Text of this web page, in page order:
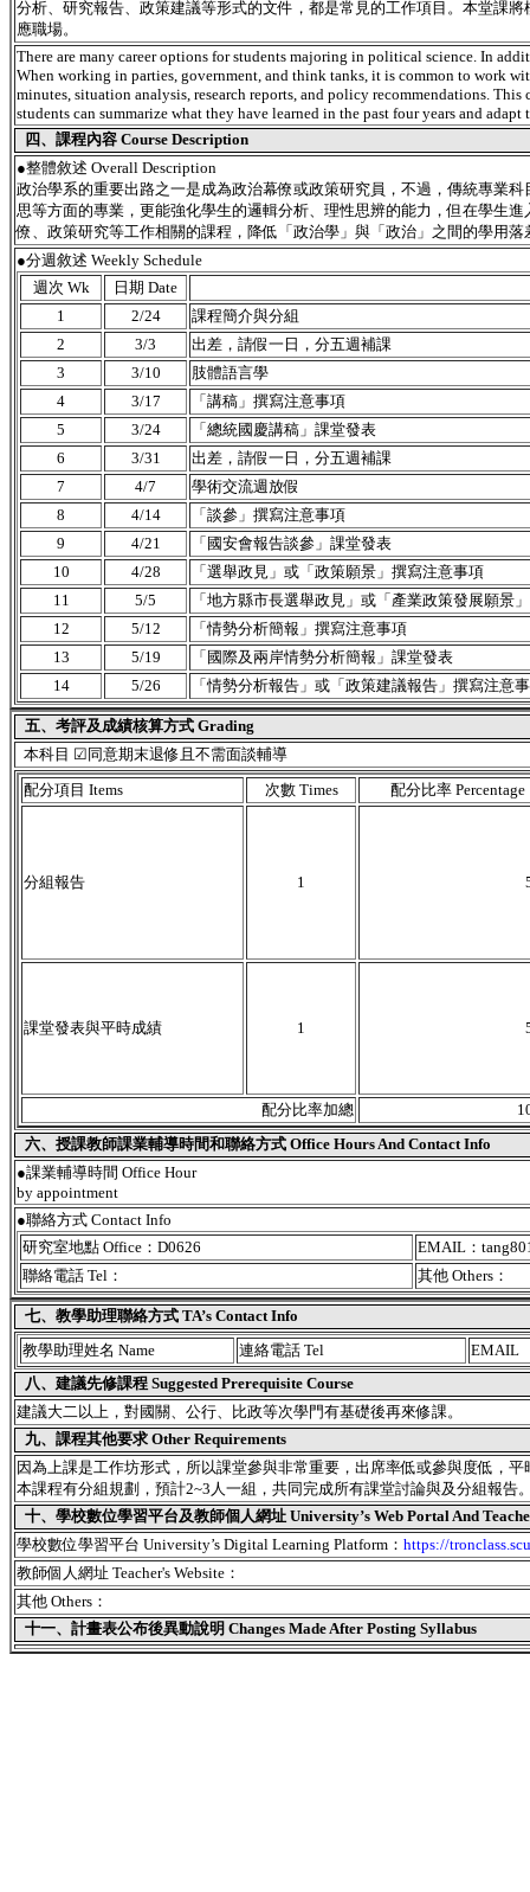
分析、研究報告、政策建議等形式的文件，都是常見的工作項目。本堂課
應職場。
There are many career options for students majoring in political science. In
When working in parties, government, and think tanks, it is common to work
minutes, situation analysis, research reports, and policy recommendations.
students can summarize what they have learned in the past four years and adapt
四、課程內容 Course Description
●整體敘述 Overall Description
政治學系的重要出路之一是成為政治幕僚或政策研究員，不過，傳統專業
思等方面的專業，更能強化學生的邏輯分析、理性思辨的能力，但在學生
僚、政策研究等工作相關的課程，降低「政治學」與「政治」之間的學用落
●分週敘述 Weekly Schedule
週次 Wk
日期 Date
1
2/24
課程簡介與分組
2
3/3
出差，請假一日，分五週補課
3
3/10
肢體語言學
4
3/17
「講稿」撰寫注意事項
5
3/24
「總統國慶講稿」課堂發表
6
3/31
出差，請假一日，分五週補課
7
4/7
學術交流週放假
8
4/14
「談參」撰寫注意事項
9
4/21
「國安會報告談參」課堂發表
10
4/28
「選舉政見」或「政策願景」撰寫注意事項
11
5/5
「地方縣市長選舉政見」或「產業政策發展願景
12
5/12
「情勢分析簡報」撰寫注意事項
13
5/19
「國際及兩岸情勢分析簡報」課堂發表
14
5/26 「情勢分析報告」或「政策建議報告」撰寫注意
五、考評及成績核算方式 Grading
本科目 ☑同意期末退修且不需面談輔導
配分項目 Items
次數 Times 配分比率 Percentage
分組報告 1
課堂發表與平時成績 1
配分比率加總
六、授課教師課業輔導時間和聯絡方式 Office Hours And Contact Info
●課業輔導時間 Office Hour
by appointment
●聯絡方式 Contact Info
研究室地點 Office：D0626
EMAIL：
聯絡電話 Tel：
其他 Others：
七、教學助理聯絡方式 TA’s Contact Info
教學助理姓名 Name
連絡電話 Tel
EMAIL
八、建議先修課程 Suggested Prerequisite Course
建議大二以上，對國關、公行、比政等次學門有基礎後再來修課。
九、課程其他要求 Other Requirements
因為上課是工作坊形式，所以課堂參與非常重要，出席率低或參與度低，
本課程有分組規劃，預計2~3人一組，共同完成所有課堂討論與及分組報告
十、學校數位學習平台及教師個人網址 University’s Web Portal And
學校數位學習平台 University’s Digital Learning Platform： https://
教師個人網址 Teacher's Website：
其他 Others：
十一、 計畫表公布後異動說明 Changes Made After Posting Syllabus